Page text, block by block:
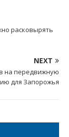
расковырять
NEXT
на передвижную
для Запорожья